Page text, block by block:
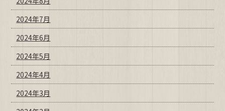
2024年7月
2024年6月
2024年5月
2024年4月
2024年3月